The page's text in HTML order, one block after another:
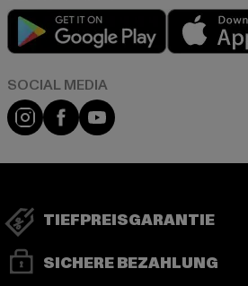
Play market
Instagram
FacebookYouTube
TIEFPREISGARANTIE
SICHERE BEZAHLUNG